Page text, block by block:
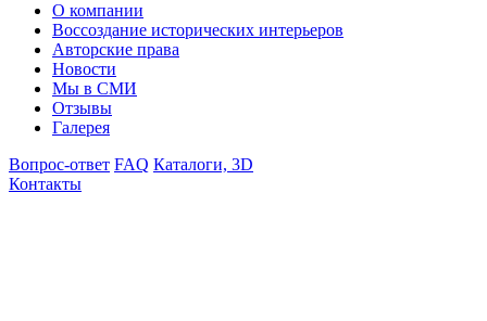
О компании
Воссоздание исторических интерьеров
Авторские права
Новости
Мы в СМИ
Отзывы
Галерея
Вопрос-ответ FAQ Каталоги, 3D
Контакты